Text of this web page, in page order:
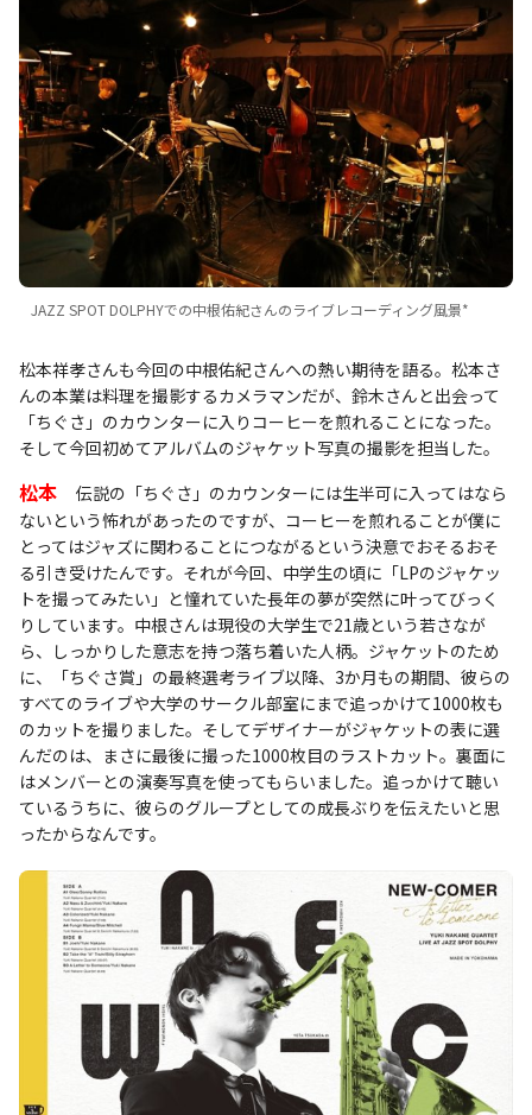
JAZZ SPOT DOLPHYでの中根佑紀さんのライブレコーディング風景*
松本祥孝さんも今回の中根佑紀さんへの熱い期待を語る。松本さ
んの本業は料理を撮影するカメラマンだが、鈴木さんと出会って
「ちぐさ」のカウンターに入りコーヒーを煎れることになった。
そして今回初めてアルバムのジャケット写真の撮影を担当した。
松本 伝説の「ちぐさ」のカウンターには生半可に入ってはなら
ないという怖れがあったのですが、コーヒーを煎れることが僕に
とってはジャズに関わることにつながるという決意でおそるおそ
る引き受けたんです。それが今回、中学生の頃に「LPのジャケッ
トを撮ってみたい」と憧れていた長年の夢が突然に叶ってびっく
りしています。中根さんは現役の大学生で21歳という若さなが
ら、しっかりした意志を持つ落ち着いた人柄。ジャケットのため
に、「ちぐさ賞」の最終選考ライブ以降、3か月もの期間、彼らの
すべてのライブや大学のサークル部室にまで追っかけて1000枚も
のカットを撮りました。そしてデザイナーがジャケットの表に選
んだのは、まさに最後に撮った1000枚目のラストカット。裏面に
はメンバーとの演奏写真を使ってもらいました。追っかけて聴い
ているうちに、彼らのグループとしての成長ぶりを伝えたいと思
ったからなんです。